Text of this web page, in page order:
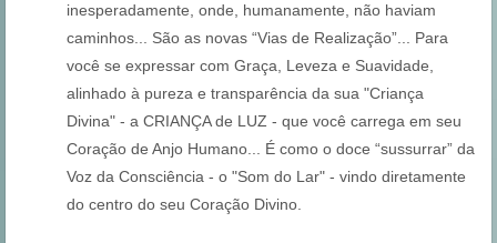
inesperadamente, onde, humanamente, não haviam
caminhos... São as novas “Vias de Realização”... Para
você se expressar com Graça, Leveza e Suavidade,
alinhado à pureza e transparência da sua "Criança
Divina" - a CRIANÇA de LUZ - que você carrega em seu
Coração de Anjo Humano... É como o doce “sussurrar” da
Voz da Consciência - o "Som do Lar" - vindo diretamente
do centro do seu Coração Divino.